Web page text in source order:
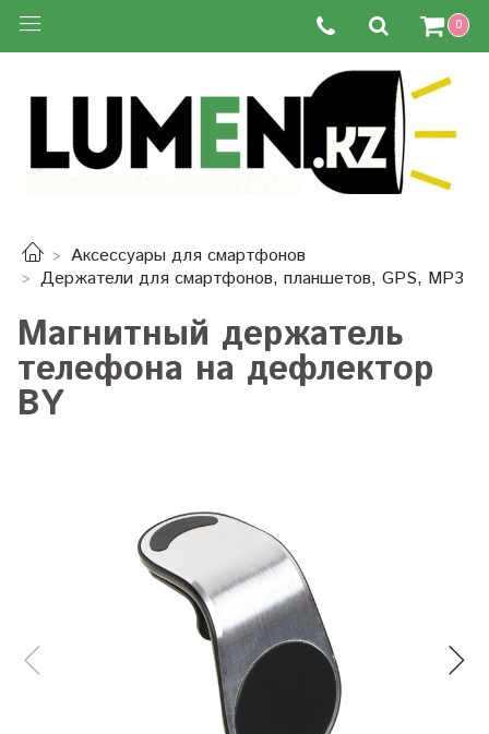
0
Аксессуары для смартфонов
Держатели для смартфонов, планшетов, GPS, MP3
Магнитный держатель
телефона на дефлектор
BY